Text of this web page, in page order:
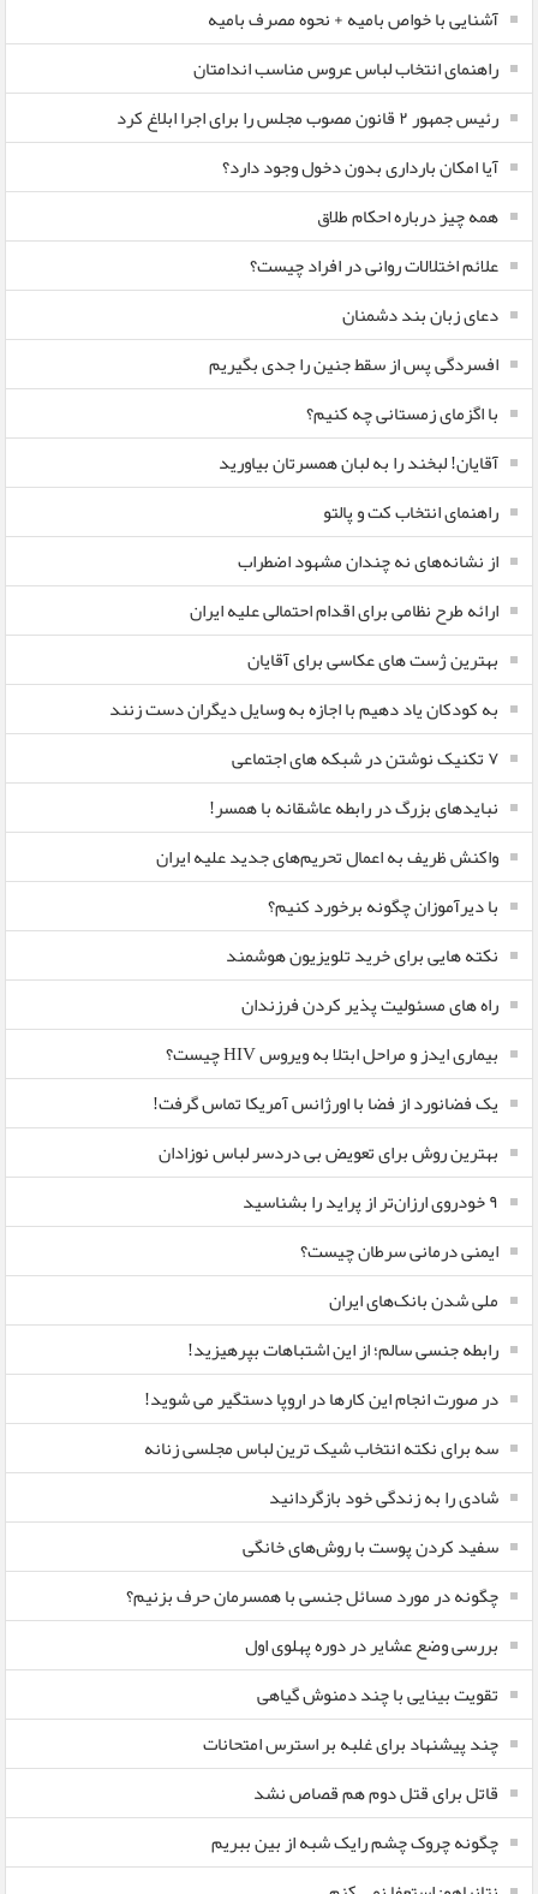
آشنایی با خواص بامیه + نحوه مصرف بامیه
راهنمای انتخاب لباس عروس مناسب اندامتان
رئیس جمهور ۲ قانون مصوب مجلس را برای اجرا ابلاغ کرد
آیا امکان بارداری بدون دخول وجود دارد؟
همه چیز درباره احکام طلاق
علائم اختلالات روانی در افراد چیست؟
دعای زبان بند دشمنان
افسردگی پس از سقط جنین را جدی بگیریم
با اگزمای زمستانی چه کنیم؟
آقایان! لبخند را به لبان همسرتان بیاورید
راهنمای انتخاب کت و پالتو
از نشانه‌های نه چندان مشهود اضطراب
ارائه طرح نظامی برای اقدام احتمالی علیه ایران
بهترین ژست های عکاسی برای آقایان
به کودکان یاد دهیم با اجازه به وسایل دیگران دست زنند
۷ تکنیک نوشتن در شبکه های اجتماعی
نبایدهای بزرگ در رابطه عاشقانه با همسر!
واکنش ظریف به اعمال تحریم‌های جدید علیه ایران
با دیرآموزان چگونه برخورد کنیم؟
نکته هایی برای خرید تلویزیون هوشمند
راه های مسئولیت پذیر کردن فرزندان
بیماری ایدز و مراحل ابتلا به ویروس HIV چیست؟
یک فضانورد از فضا با اورژانس آمریکا تماس گرفت!
بهترین روش برای تعویض بی دردسر لباس نوزادان
٩ خودروی ارزان‌تر از پراید را بشناسید
ایمنی درمانی سرطان چیست؟
ملی شدن بانک‌های ایران
رابطه جنسی سالم؛ از این اشتباهات بپرهیزید!
در صورت انجام این کارها در اروپا دستگیر می شوید!
سه برای نکته انتخاب شیک ترین لباس مجلسی زنانه
شادی را به زندگی خود بازگردانید
سفید کردن پوست با روش‌های خانگی
چگونه در مورد مسائل جنسی با همسرمان حرف بزنیم؟
بررسی وضع عشایر در دوره پهلوی اول
تقویت بینایی با چند دمنوش گیاهی
چند پیشنهاد برای غلبه بر استرس امتحانات
قاتل برای قتل دوم هم قصاص نشد
چگونه چروک چشم رایک شبه از بین ببریم